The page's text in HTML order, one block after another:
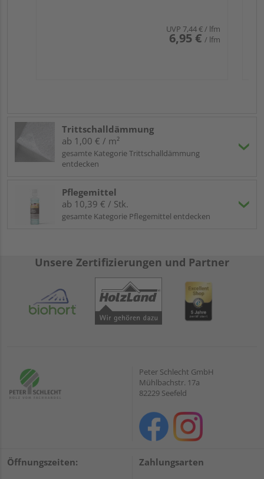
UVP 7,44 €/ lfm
6,95 € / lfm
Trittschalldämmung
ab 1,00 € / m²
gesamte Kategorie Trittschalldämmung
entdecken
Pflegemittel
ab 10,39 € / Stk.
gesamte Kategorie Pflegemittel entdecken
Unsere Zertifizierungen und Partner
Peter Schlecht GmbH
Mühlbachstr. 17a
82229 Seefeld
Öffnungszeiten: Zahlungsarten